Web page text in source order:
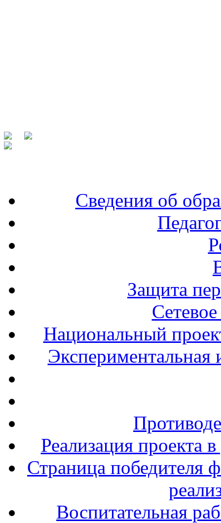
Сведения об
Защита
Национальный
Экспериментальная
Реализация проекта
Страница победителя
Воспитательная